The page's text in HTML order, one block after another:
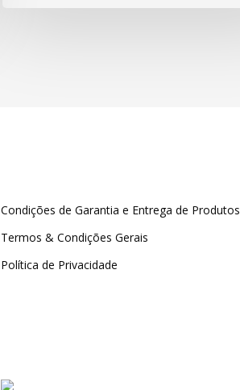
Condições de Garantia e Entrega de Produtos
Termos & Condições Gerais
Política de Privacidade